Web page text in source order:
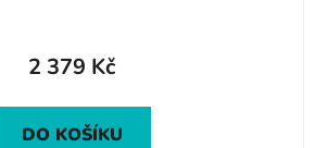
2 379 Kč
DO KOŠÍKU